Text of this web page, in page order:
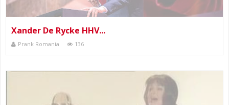
Xander De Rycke HHV...
Prank Romania 136